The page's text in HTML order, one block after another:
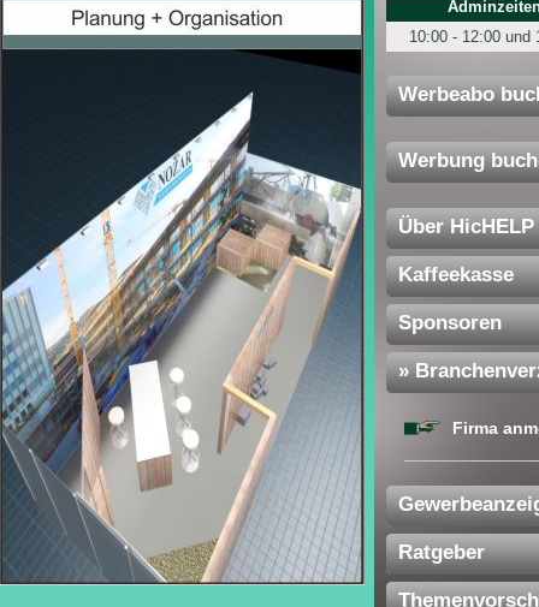
10:00 - 12:00 und
Werbeabo
Werbung
Über HicHELP
Kaffeekasse
Sponsoren
»
Firma
Ratgeber